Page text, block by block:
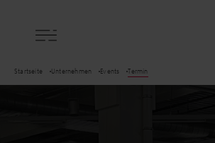
Startseite Unternehmen Events Termin